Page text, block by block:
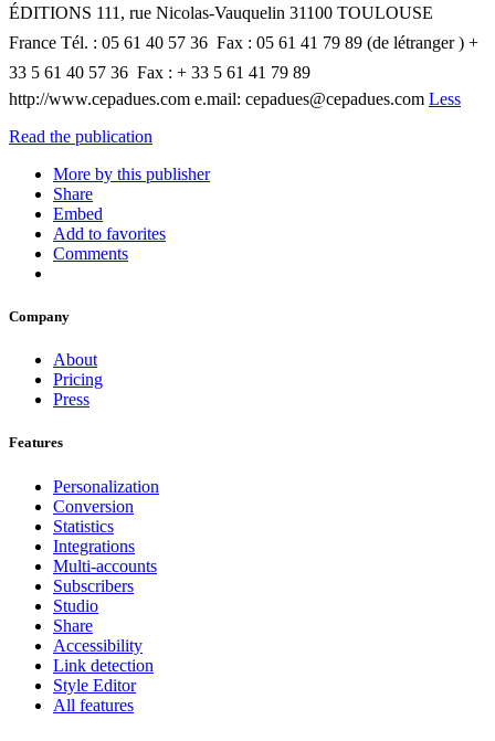
ÉDITIONS 111, rue Nicolas-Vauquelin 31100 TOULOUSE 
France Tél. : 05 61 40 57 36  Fax : 05 61 41 79 89 (de létranger ) +
33 5 61 40 57 36  Fax : + 33 5 61 41 79 89
http://www.cepadues.com e.mail: cepadues@cepadues.com Less
Read the publication
More by this publisher
Share
Embed
Add to favorites
Comments
Company
About
Pricing
Press
Features
Personalization
Conversion
Statistics
Integrations
Multi-accounts
Subscribers
Studio
Share
Accessibility
Link detection
Style Editor
All features